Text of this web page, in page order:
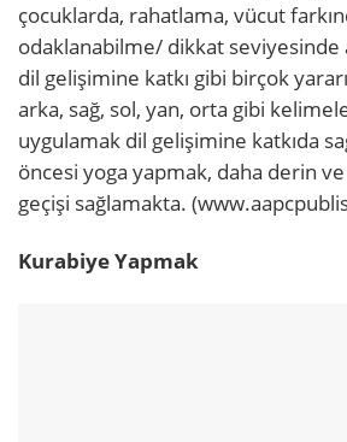
çocuklarda, rahatlama, vücut
odaklanabilme/ dikkat seviyesinde
dil gelişimine katkı gibi birçok
arka, sağ, sol, yan, orta gibi
uygulamak dil gelişimine katkıda
öncesi yoga yapmak, daha derin
geçişi sağlamakta.
Kurabiye Yapmak